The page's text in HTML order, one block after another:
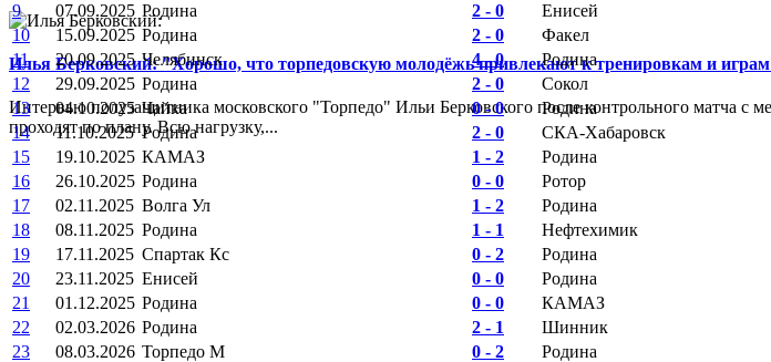
Илья Берковский: "Хорошо, что торпедовскую молодёжь привлекают к тренировкам и
Интервью полузащитника московского "Торпедо" Ильи Берковского после контрольного
проходят по плану. Всю нагрузку,...
9
07.09.2025 Родина 2 - 0
Енисей
10
15.09.2025 Родина 2 - 0
Факел
11
20.09.2025 Челябинск 4 - 0
Родина
12
29.09.2025 Родина 2 - 0
Сокол
13
04.10.2025 Чайка 0 - 0
Родина
14
11.10.2025 Родина 2 - 0
СКА-Хабаровск
15
19.10.2025 КАМАЗ 1 - 2
Родина
16
26.10.2025 Родина 0 - 0
Ротор
17
02.11.2025 Волга Ул 1 - 2
Родина
18
08.11.2025 Родина 1 - 1
Нефтехимик
19
17.11.2025 Спартак Кс 0 - 2
Родина
20
23.11.2025 Енисей 0 - 0
Родина
21
01.12.2025 Родина 0 - 0
КАМАЗ
22
02.03.2026 Родина 2 - 1
Шинник
23
08.03.2026 Торпедо М 0 - 2
Родина